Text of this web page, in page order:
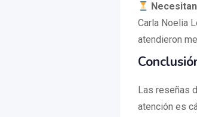
Carla Noelia
atendieron
Las reseñas
atención es